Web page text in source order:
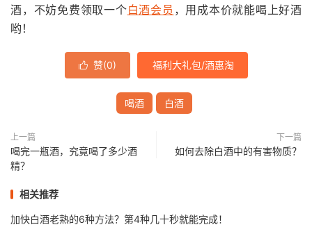
酒，不妨免费领取一个白酒会员 ，用成本价就能喝上好酒
哟！
 赞(0) 福利大礼包/酒惠淘
喝酒 白酒
上一篇
喝完一瓶酒，究竟喝了多少酒
精？
下一篇
如何去除白酒中的有害物质？
相关推荐
加快白酒老熟的6种方法？第4种几十秒就能完成！